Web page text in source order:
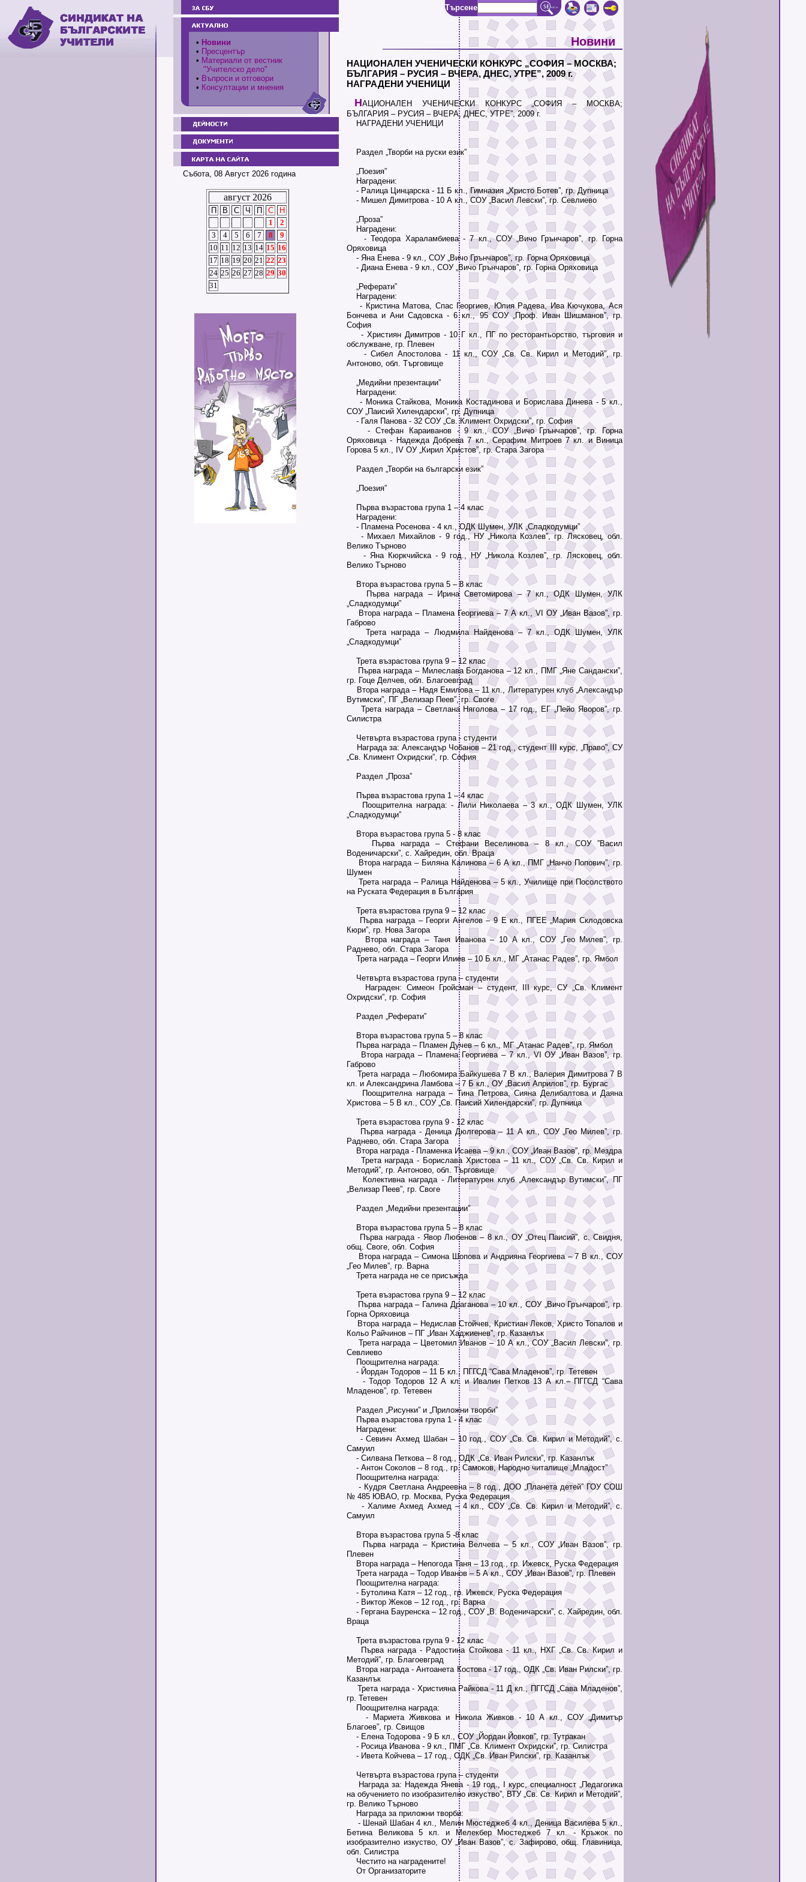
• Новини
• Пресцентър
• Материали от вестник
"Учителско дело"
• Въпроси и отговори
• Консултации и мнения
Събота, 08 Август 2026 година
август 2026
П В С Ч П С
Н
1
2
3
4 5 6 7 8
9
10 11 12 13 14 15 16
17 18 19 20 21 22 23
24 25 26 27 28 29 30
31
Търсене
Новини
НАЦИОНАЛЕН УЧЕНИЧЕСКИ КОНКУРС „СОФИЯ – МОСКВА;
БЪЛГАРИЯ – РУСИЯ – ВЧЕРА, ДНЕС, УТРЕ”, 2009 г.
НАГРАДЕНИ УЧЕНИЦИ
НАЦИОНАЛЕН УЧЕНИЧЕСКИ КОНКУРС „СОФИЯ – МОСКВА;
БЪЛГАРИЯ – РУСИЯ – ВЧЕРА, ДНЕС, УТРЕ”, 2009 г.
НАГРАДЕНИ УЧЕНИЦИ
Раздел „Творби на руски език”
„Поезия”
Наградени:
- Ралица Цинцарска - 11 Б кл., Гимназия „Христо Ботев”, гр. Дупница
- Мишел Димитрова - 10 А кл., СОУ „Васил Левски”, гр. Севлиево
„Проза”
Наградени:
- Теодора Хараламбиева - 7 кл., СОУ „Вичо Грънчаров”, гр. Горна
Оряховица
- Яна Енева - 9 кл., СОУ „Вичо Грънчаров”, гр. Горна Оряховица
- Диана Енева - 9 кл., СОУ „Вичо Грънчаров”, гр. Горна Оряховица
„Реферати”
Наградени:
- Кристина Матова, Спас Георгиев, Юлия Радева, Ива Кючукова, Ася
Бончева и Ани Садовска - 6 кл., 95 СОУ „Проф. Иван Шишманов”, гр.
София
- Християн Димитров - 10 Г кл., ПГ по ресторантьорство, търговия и
обслужване, гр. Плевен
- Сибел Апостолова - 11 кл., СОУ „Св. Св. Кирил и Методий”, гр.
Антоново, обл. Търговище
„Медийни презентации”
Наградени:
- Моника Стайкова, Моника Костадинова и Борислава Динева - 5 кл.,
СОУ „Паисий Хилендарски”, гр. Дупница
- Галя Панова - 32 СОУ „Св. Климент Охридски”, гр. София
- Стефан Караиванов - 9 кл., СОУ „Вичо Грънчаров”, гр. Горна
Оряховица - Надежда Добрева 7 кл., Серафим Митроев 7 кл. и Виница
Горова 5 кл., ІV ОУ „Кирил Христов”, гр. Стара Загора
Раздел „Творби на български език”
„Поезия”
Първа възрастова група 1 – 4 клас
Наградени:
- Пламена Росенова - 4 кл., ОДК Шумен, УЛК „Сладкодумци”
- Михаел Михайлов - 9 год., НУ „Никола Козлев”, гр. Лясковец, обл.
Велико Търново
- Яна Кюркчийска - 9 год., НУ „Никола Козлев”, гр. Лясковец, обл.
Велико Търново
Втора възрастова група 5 – 8 клас
Първа награда – Ирина Светомирова – 7 кл., ОДК Шумен, УЛК
„Сладкодумци”
Втора награда – Пламена Георгиева – 7 А кл., VІ ОУ „Иван Вазов”, гр.
Габрово
Трета награда – Людмила Найденова – 7 кл., ОДК Шумен, УЛК
„Сладкодумци”
Трета възрастова група 9 – 12 клас
Първа награда – Милеслава Богданова – 12 кл., ПМГ „Яне Сандански”,
гр. Гоце Делчев, обл. Благоевград
Втора награда – Надя Емилова – 11 кл., Литературен клуб „Александър
Вутимски”, ПГ „Велизар Пеев”, гр. Своге
Трета награда – Светлана Няголова – 17 год., ЕГ „Пейо Яворов”, гр.
Силистра
Четвърта възрастова група - студенти
Награда за: Александър Чобанов – 21 год., студент ІІІ курс, „Право”, СУ
„Св. Климент Охридски”, гр. София
Раздел „Проза”
Първа възрастова група 1 – 4 клас
Поощрителна награда: - Лили Николаева – 3 кл., ОДК Шумен, УЛК
„Сладкодумци”
Втора възрастова група 5 - 8 клас
Първа награда – Стефани Веселинова – 8 кл., СОУ ”Васил
Воденичарски”, с. Хайредин, обл. Враца
Втора награда – Биляна Калинова – 6 А кл., ПМГ „Нанчо Попович”, гр.
Шумен
Трета награда – Ралица Найденова – 5 кл., Училище при Посолството
на Руската Федерация в България
Трета възрастова група 9 – 12 клас
Първа награда – Георги Ангелов – 9 Е кл., ПГЕЕ „Мария Склодовска
Кюри”, гр. Нова Загора
Втора награда – Таня Иванова – 10 А кл., СОУ „Гео Милев”, гр.
Раднево, обл. Стара Загора
Трета награда – Георги Илиев – 10 Б кл., МГ „Атанас Радев”, гр. Ямбол
Четвърта възрастова група – студенти
Награден: Симеон Гройсман – студент, ІІІ курс, СУ „Св. Климент
Охридски”, гр. София
Раздел „Реферати”
Втора възрастова група 5 – 8 клас
Първа награда – Пламен Дучев – 6 кл., МГ „Атанас Радев”, гр. Ямбол
Втора награда – Пламена Георгиева – 7 кл., VІ ОУ „Иван Вазов”, гр.
Габрово
Трета награда – Любомира Байкушева 7 В кл., Валерия Димитрова 7 В
кл. и Александрина Ламбова – 7 Б кл., ОУ „Васил Априлов”, гр. Бургас
Поощрителна награда – Тина Петрова, Сияна Делибалтова и Даяна
Христова – 5 В кл., СОУ „Св. Паисий Хилендарски”, гр. Дупница
Трета възрастова група 9 - 12 клас
Първа награда - Деница Дюлгерова – 11 А кл., СОУ „Гео Милев”, гр.
Раднево, обл. Стара Загора
Втора награда - Пламенка Исаева – 9 кл., СОУ „Иван Вазов”, гр. Мездра
Трета награда - Борислава Христова – 11 кл., СОУ „Св. Св. Кирил и
Методий”, гр. Антоново, обл. Търговище
Колективна награда - Литературен клуб „Александър Вутимски”, ПГ
„Велизар Пеев”, гр. Своге
Раздел „Медийни презентации”
Втора възрастова група 5 – 8 клас
Първа награда - Явор Любенов – 8 кл., ОУ „Отец Паисий”, с. Свидня,
общ. Своге, обл. София
Втора награда – Симона Шопова и Андрияна Георгиева – 7 В кл., СОУ
„Гео Милев”, гр. Варна
Трета награда не се присъжда
Трета възрастова група 9 – 12 клас
Първа награда – Галина Драганова – 10 кл., СОУ „Вичо Грънчаров”, гр.
Горна Оряховица
Втора награда – Недислав Стойчев, Кристиан Леков, Христо Топалов и
Кольо Райчинов – ПГ „Иван Хаджиенев”, гр. Казанлък
Трета награда – Цветомил Иванов – 10 А кл., СОУ „Васил Левски”, гр.
Севлиево
Поощрителна награда:
- Йордан Тодоров – 11 Б кл., ПГГСД “Сава Младенов”, гр. Тетевен
- Тодор Тодоров 12 А кл. и Ивалин Петков 13 А кл.– ПГГСД “Сава
Младенов”, гр. Тетевен
Раздел „Рисунки” и „Приложни творби”
Първа възрастова група 1 - 4 клас
Наградени:
- Севинч Ахмед Шабан – 10 год., СОУ „Св. Св. Кирил и Методий”, с.
Самуил
- Силвана Петкова – 8 год., ОДК „Св. Иван Рилски”, гр. Казанлък
- Антон Соколов – 8 год., гр. Самоков, Народно читалище „Младост”
Поощрителна награда:
- Кудря Светлана Андреевна – 8 год., ДОО „Планета детей” ГОУ СОШ
№ 485 ЮВАО, гр. Москва, Руска Федерация
- Халиме Ахмед Ахмед – 4 кл., СОУ „Св. Св. Кирил и Методий”, с.
Самуил
Втора възрастова група 5 -8 клас
Първа награда – Кристина Велчева – 5 кл., СОУ „Иван Вазов”, гр.
Плевен
Втора награда – Непогода Таня – 13 год., гр. Ижевск, Руска Федерация
Трета награда – Тодор Иванов – 5 А кл., СОУ „Иван Вазов”, гр. Плевен
Поощрителна награда:
- Бутолина Катя – 12 год., гр. Ижевск, Руска Федерация
- Виктор Жеков – 12 год., гр. Варна
- Гергана Бауренска – 12 год., СОУ „В. Воденичарски”, с. Хайредин, обл.
Враца
Трета възрастова група 9 - 12 клас
Първа награда - Радостина Стойкова - 11 кл., НХГ „Св. Св. Кирил и
Методий”, гр. Благоевград
Втора награда - Антоанета Костова - 17 год., ОДК „Св. Иван Рилски”, гр.
Казанлък
Трета награда - Християна Райкова - 11 Д кл., ПГГСД „Сава Младенов”,
гр. Тетевен
Поощрителна награда:
- Мариета Живкова и Никола Живков - 10 А кл., СОУ „Димитър
Благоев”, гр. Свищов
- Елена Тодорова - 9 Б кл., СОУ „Йордан Йовков”, гр. Тутракан
- Росица Иванова - 9 кл., ПМГ „Св. Климент Охридски”, гр. Силистра
- Ивета Койчева – 17 год., ОДК „Св. Иван Рилски”, гр. Казанлък
Четвърта възрастова група – студенти
Награда за: Надежда Янева - 19 год., І курс, специалност „Педагогика
на обучението по изобразително изкуство”, ВТУ „Св. Св. Кирил и Методий”,
гр. Велико Търново
Награда за приложни творби:
- Шенай Шабан 4 кл., Мелин Мюстеджеб 4 кл., Деница Василева 5 кл.,
Бетина Великова 5 кл. и Мелекбер Мюстеджеб 7 кл. - Кръжок по
изобразително изкуство, ОУ „Иван Вазов”, с. Зафирово, общ. Главиница,
обл. Силистра
Честито на наградените!
От Организаторите